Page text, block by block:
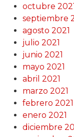
octubre 2021
septiembre
agosto 2021
julio 2021
junio 2021
mayo 2021
abril 2021
marzo 2021
febrero 2021
enero 2021
diciembre